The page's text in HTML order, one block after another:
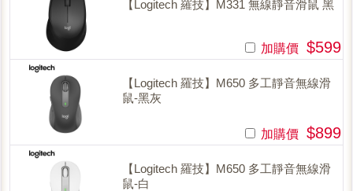
【Logitech 羅技】M331 無線靜音滑鼠 黑
加購價 $599
【Logitech 羅技】M650 多工靜音無線滑
鼠-黑灰
加購價 $899
【Logitech 羅技】M650 多工靜音無線滑
鼠-白